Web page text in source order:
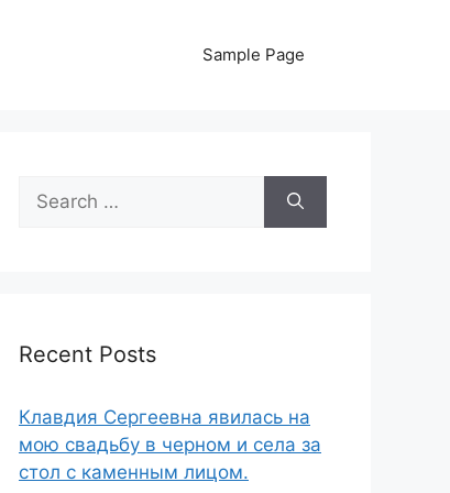
Sample Page
Search
for:
Recent Posts
Клавдия Сергеевна явилась на
мою свадьбу в черном и села за
стол с каменным лицом.